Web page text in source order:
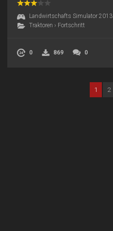
Landwirtschafts Simulator 2013
Traktoren › Fortschritt
0 869 0
1 2